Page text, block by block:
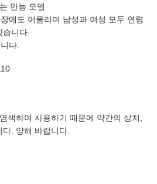
만능 모델
에도 어울리며 남성과 여성 모두 연령
니다.
다.​
색하여 사용하기 때문에 약간의 상처,
. 양해 바랍니다.